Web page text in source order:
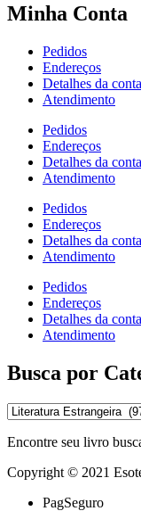
Minha Conta
Pedidos
Endereços
Detalhes da conta
Atendimento
Pedidos
Endereços
Detalhes da conta
Atendimento
Pedidos
Endereços
Detalhes da conta
Atendimento
Pedidos
Endereços
Detalhes da conta
Atendimento
Busca por
Encontre seu livro
Copyright © 2021
PagSeguro